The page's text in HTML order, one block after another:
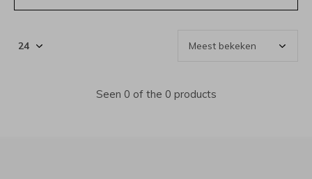
Seen 0 of the 0 products